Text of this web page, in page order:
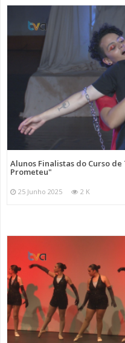
Alunos Finalistas do Curso
Prometeu"
25 Junho 2025 2 K